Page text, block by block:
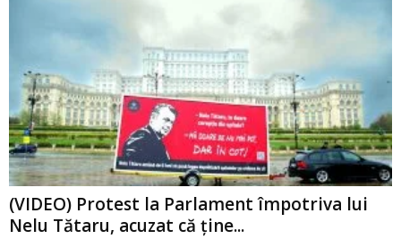
(VIDEO) Protest la Parlament împotriva lui
Nelu Tătaru, acuzat că ține...